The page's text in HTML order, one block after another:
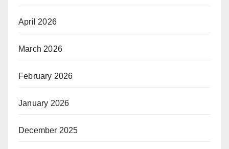
April 2026
March 2026
February 2026
January 2026
December 2025